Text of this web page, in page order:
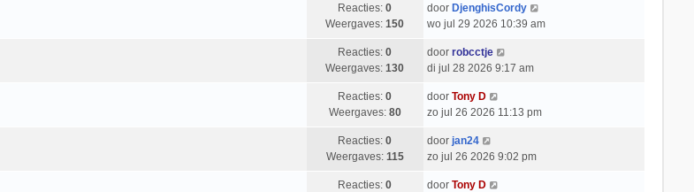
Reacties:0
Weergaves:150
door DjenghisCordy
wo jul 29 2026 10:39 am
Reacties:0
Weergaves:130
door robcctje
di jul 28 2026 9:17 am
Reacties:0
Weergaves: 80
door Tony D
zo jul 26 2026 11:13 pm
Reacties:0
Weergaves: 115
door jan24
zo jul 26 2026 9:02 pm
Reacties:0
door Tony D